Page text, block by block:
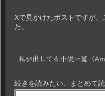
Xで見かけたポストですが
た。
私が出してる小説一覧（
続きを読みたい、まとめて